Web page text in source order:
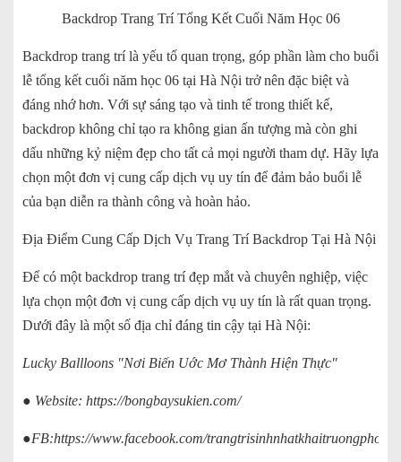
Backdrop Trang Trí Tổng Kết Cuối Năm Học 06
Backdrop trang trí là yếu tố quan trọng, góp phần làm cho buổi
lễ tổng kết cuối năm học 06 tại Hà Nội trở nên đặc biệt và
đáng nhớ hơn. Với sự sáng tạo và tinh tế trong thiết kế,
backdrop không chỉ tạo ra không gian ấn tượng mà còn ghi
dấu những kỷ niệm đẹp cho tất cả mọi người tham dự. Hãy lựa
chọn một đơn vị cung cấp dịch vụ uy tín để đảm bảo buổi lễ
của bạn diễn ra thành công và hoàn hảo.
Địa Điểm Cung Cấp Dịch Vụ Trang Trí Backdrop Tại Hà Nội
Để có một backdrop trang trí đẹp mắt và chuyên nghiệp, việc
lựa chọn một đơn vị cung cấp dịch vụ uy tín là rất quan trọng.
Dưới đây là một số địa chỉ đáng tin cậy tại Hà Nội:
Lucky Ballloons "Nơi Biến Uớc Mơ Thành Hiện Thực"
● Website: https://bongbaysukien.com/
●FB:https://www.facebook.com/